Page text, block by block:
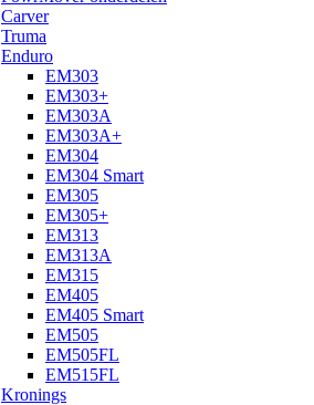
Carver
Truma
Enduro
EM303
EM303+
EM303A
EM303A+
EM304
EM304 Smart
EM305
EM305+
EM313
EM313A
EM315
EM405
EM405 Smart
EM505
EM505FL
EM515FL
Kronings